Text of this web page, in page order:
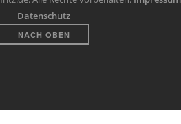
Datenschutz
NACH OBEN